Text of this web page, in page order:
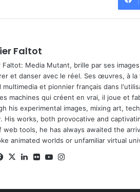
Faltot
Faltot: Media Mutant, brille par ses
et danser avec le réel. Ses œuvres, à
multimedia et pionnier français dans
machines qui créent en vrai, il joue et
his experimental images, mixing art,
His works, both provocative and
web tools, he has always awaited the
animated worlds or unfamiliar virtual
Fa
X
Lin Fli Yo